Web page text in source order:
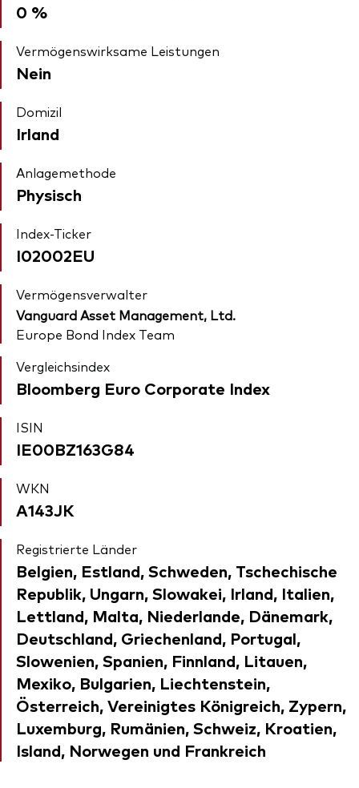
0 %
Vermögenswirksame Leistungen
Nein
Domizil
Irland
Anlagemethode
Physisch
Index-Ticker
I02002EU
Vermögensverwalter
Vanguard Asset Management, Ltd.
Europe Bond Index Team
Vergleichsindex
Bloomberg Euro Corporate Index
ISIN
IE00BZ163G84
WKN
A143JK
Registrierte Länder
Belgien, Estland, Schweden, Tschechische
Republik, Ungarn, Slowakei, Irland, Italien,
Lettland, Malta, Niederlande, Dänemark,
Deutschland, Griechenland, Portugal,
Slowenien, Spanien, Finnland, Litauen,
Mexiko, Bulgarien, Liechtenstein,
Österreich, Vereinigtes Königreich, Zypern,
Luxemburg, Rumänien, Schweiz, Kroatien,
Island, Norwegen und Frankreich